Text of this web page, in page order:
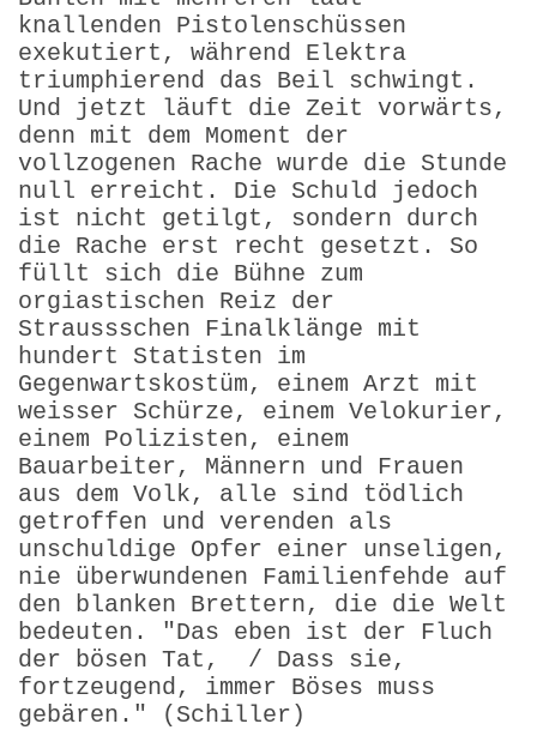
knallenden Pistolenschüssen
exekutiert, während Elektra
triumphierend das Beil schwingt.
Und jetzt läuft die Zeit vorwärts,
denn mit dem Moment der
vollzogenen Rache wurde die Stunde
null erreicht. Die Schuld jedoch
ist nicht getilgt, sondern durch
die Rache erst recht gesetzt. So
füllt sich die Bühne zum
orgiastischen Reiz der
Straussschen Finalklänge mit
hundert Statisten im
Gegenwartskostüm, einem Arzt mit
weisser Schürze, einem Velokurier,
einem Polizisten, einem
Bauarbeiter, Männern und Frauen
aus dem Volk, alle sind tödlich
getroffen und verenden als
unschuldige Opfer einer unseligen,
nie überwundenen Familienfehde auf
den blanken Brettern, die die Welt
bedeuten. "Das eben ist der Fluch
der bösen Tat, / Dass sie,
fortzeugend, immer Böses muss
gebären." (Schiller)